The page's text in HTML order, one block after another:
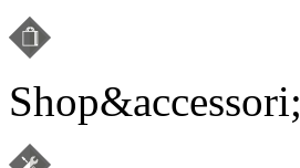
Shop&accessori;